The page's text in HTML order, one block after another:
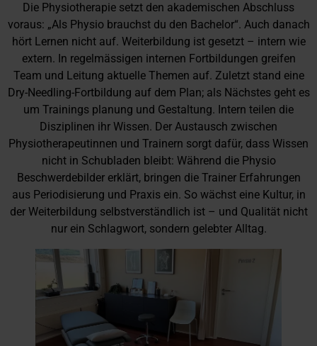
Die Physiotherapie setzt den akademischen Abschluss
voraus: „Als Physio brauchst du den Bachelor“. Auch danach
hört Lernen nicht auf. Weiterbildung ist gesetzt – intern wie
extern. In regelmässigen internen Fortbildungen greifen
Team und Leitung aktuelle Themen auf. Zuletzt stand eine
Dry-Needling-Fortbildung auf dem Plan; als Nächstes geht es
um Trainings planung und Gestaltung. Intern teilen die
Disziplinen ihr Wissen. Der Austausch zwischen
Physiotherapeutinnen und Trainern sorgt dafür, dass Wissen
nicht in Schubladen bleibt: Während die Physio
Beschwerdebilder erklärt, bringen die Trainer Erfahrungen
aus Periodisierung und Praxis ein. So wächst eine Kultur, in
der Weiterbildung selbstverständlich ist – und Qualität nicht
nur ein Schlagwort, sondern gelebter Alltag.